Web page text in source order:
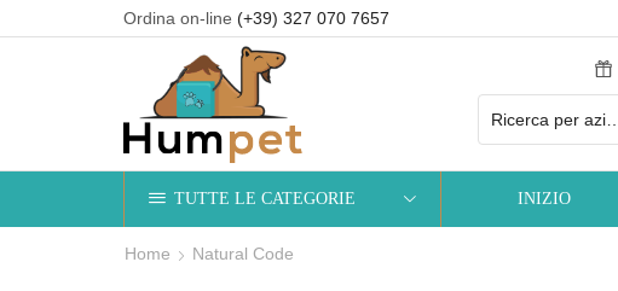
Ordina on-line (+39) 327 070 7657
TUTTE LE CATEGORIE INIZIO
Home Natural Code